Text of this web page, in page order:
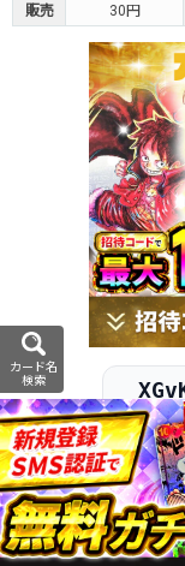
販売
30円
モンキー・D・ガ
カード名
検索